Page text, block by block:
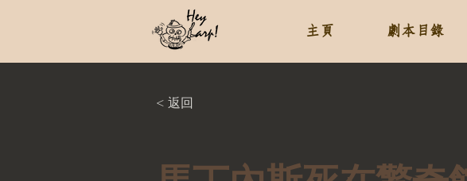
主頁 劇本目錄
< 返回